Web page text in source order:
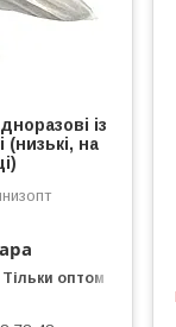
із
на
Тільки оптом